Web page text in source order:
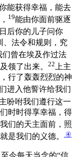
能获得幸福，能去
19能由你面前驱逐
后你的儿子问你
、法令和规则，究
曾在埃及作过法
领了出来。 22 上主
行了轰轰烈烈的神
进入他誓许给我们
吩咐我们遵行这一
时时得享幸福，得
们的天主面前，照
是我们的义德。
④
今每天当念的“信